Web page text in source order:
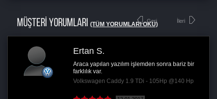
MÜŞTERİ YORUMLARI (TÜM YORUMLARI OKU)
Geri
Ertan S.
Araca yapılan yazılım işlemden sonra bariz bir
farklılık var.
Volkswagen Caddy 1.9 TDi - 105Hp @140 Hp
İleri